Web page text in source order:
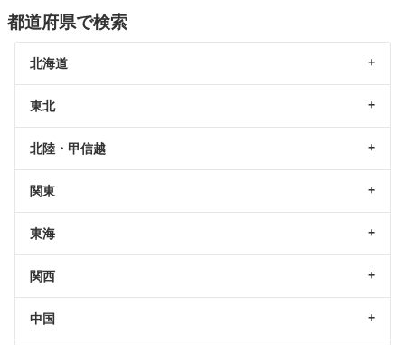
都道府県で検索
北海道
東北
北陸・甲信越
関東
東海
関西
中国